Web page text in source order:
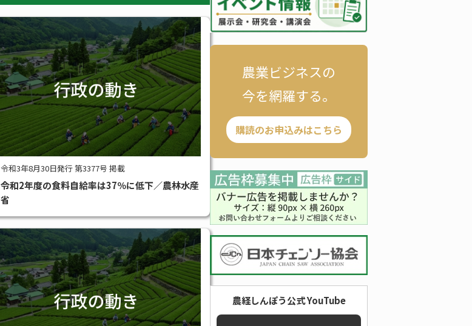
令和3年8月30日発行 第3377号 掲載
令和2年度の食料自給率は37％に低下／農林水産
省
農業ビジネスの
今を網羅する。
購読のお申込みはこちら
農経しんぽう公式 YouTube